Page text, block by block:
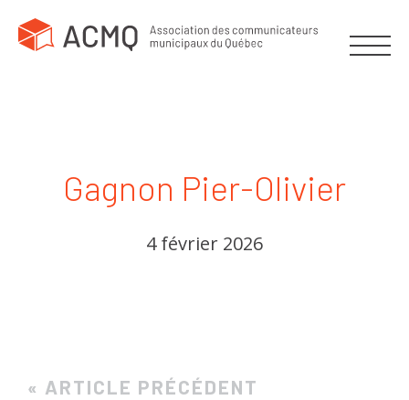
Gagnon Pier-Olivier
4 février 2026
« ARTICLE PRÉCÉDENT